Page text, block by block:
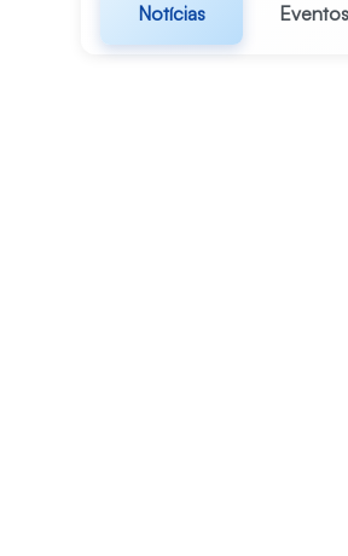
Notícias Eventos